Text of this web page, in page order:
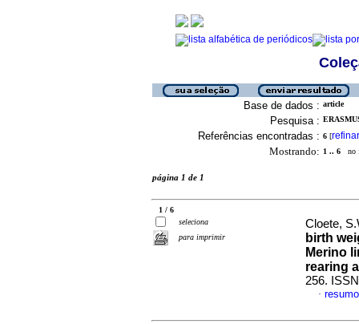
Base de dados : article
Pesquisa :
Referências encontradas : 6 [refinar
Mostrando: 1 .. 6 no
página 1 de 1
1 / 6
seleciona
para imprimir
Cloete,
birth
Merino
rearing
256.
·